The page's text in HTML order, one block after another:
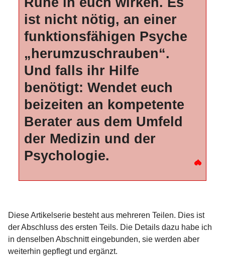
ist nicht nötig, an einer
funktionsfähigen Psyche
„herumzuschrauben“.
Und falls ihr Hilfe
benötigt: Wendet euch
beizeiten an kompetente
Berater aus dem Umfeld
der Medizin und der
Psychologie.
Diese Artikelserie besteht aus mehreren Teilen. Dies ist
der Abschluss des ersten Teils. Die Details dazu habe ich
in denselben Abschnitt eingebunden, sie werden aber
weiterhin gepflegt und ergänzt.